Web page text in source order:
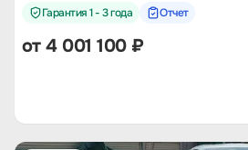
Гарантия 1 - 3 года Отчет
от4 001 100₽